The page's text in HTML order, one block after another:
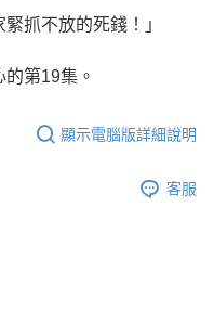
用額度並採取法律行動。
抓不放的死錢！」
第19集。
顯示電腦版詳細說明
客服